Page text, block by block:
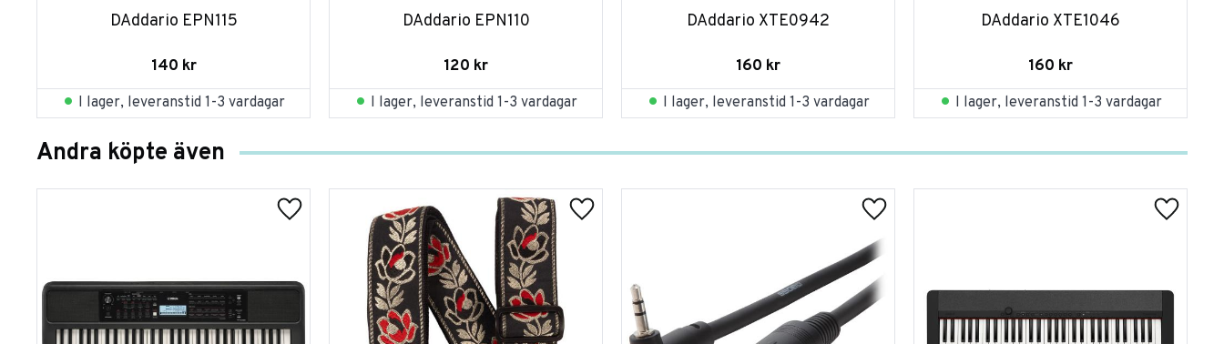
DAddario EPN115
140 kr
I lager, leveranstid 1-3 vardagar
DAddario EPN110
120 kr
I lager, leveranstid 1-3 vardagar
DAddario XTE0942
160 kr
I lager, leveranstid 1-3 vardagar
DAddario XTE1046
160 kr
I lager, leveranstid 1-3 vardagar
Andra köpte även